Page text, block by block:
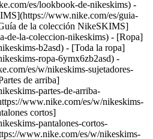
es/lookbook-de-nikeskims) -
www.nike.com/es/guia-
de la colección NikeSKIMS]
de-la-coleccion-nikeskims) - [Ropa]
b2asd) - [Toda la ropa]
ropa-6ymx6zb2asd) -
es/w/nikeskims-sujetadores-
de arriba]
partes-de-arriba-
www.nike.com/es/w/nikeskims-
cortos]
pantalones-cortos-
www.nike.com/es/w/nikeskims-